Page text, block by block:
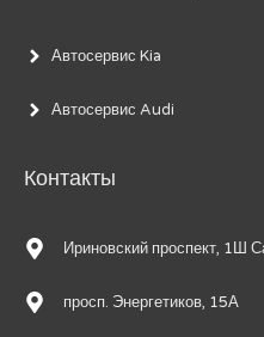
Автосервис Kia
Автосервис Audi
Контакты
Ириновский проспект, 1Ш
просп. Энергетиков, 15А